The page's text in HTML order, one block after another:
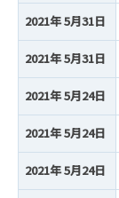
2021年 5月31日
2021年 5月31日
2021年 5月24日
2021年 5月24日
2021年 5月24日